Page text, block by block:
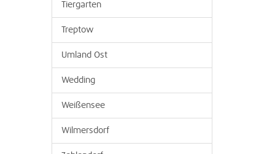
Tiergarten
Treptow
Umland Ost
Wedding
Weißensee
Wilmersdorf